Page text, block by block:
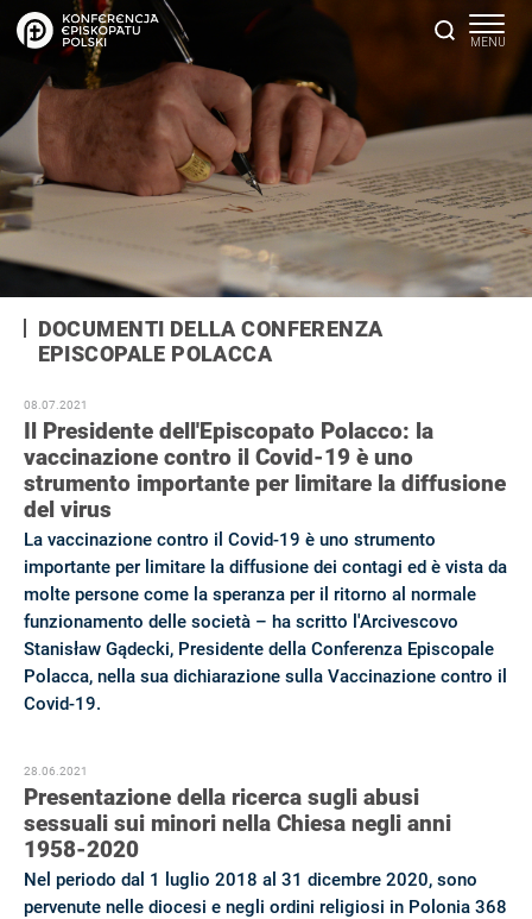
DOCUMENTI DELLA CONFERENZA
EPISCOPALE POLACCA
08.07.2021
Il Presidente dell'Episcopato Polacco: la
vaccinazione contro il Covid-19 è uno
strumento importante per limitare la diffusione
del virus
La vaccinazione contro il Covid-19 è uno strumento
importante per limitare la diffusione dei contagi ed è vista da
molte persone come la speranza per il ritorno al normale
funzionamento delle società – ha scritto l'Arcivescovo
Stanisław Gądecki, Presidente della Conferenza Episcopale
Polacca, nella sua dichiarazione sulla Vaccinazione contro il
Covid-19.
28.06.2021
Presentazione della ricerca sugli abusi
sessuali sui minori nella Chiesa negli anni
1958-2020
Nel periodo dal 1 luglio 2018 al 31 dicembre 2020, sono
pervenute nelle diocesi e negli ordini religiosi in Polonia 368